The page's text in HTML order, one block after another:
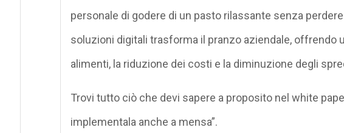
personale di godere di un pasto rilassante senza
soluzioni digitali trasforma il pranzo aziendale, offrendo
alimenti, la riduzione dei costi e la diminuzione degli
Trovi tutto ciò che devi sapere a proposito nel white
implementala anche a mensa”.